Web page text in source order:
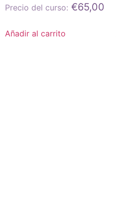
Precio del curso: €65,00
Añadir al carrito